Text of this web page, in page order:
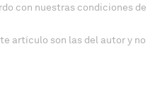
con nuestras condiciones de
artículo son las del autor y no